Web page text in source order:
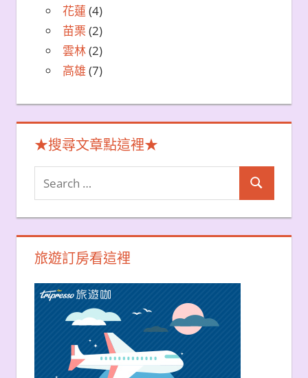
花蓮 (4)
苗栗 (2)
雲林(2)
高雄 (7)
★搜尋文章點這裡★
Search
旅遊訂房看這裡